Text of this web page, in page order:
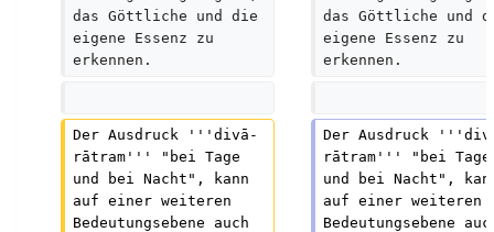
das Göttliche und die
eigene Essenz zu
erkennen.
das Göttliche und
eigene Essenz zu
erkennen.
Der Ausdruck '''divā-
rātram''' "bei Tage
und bei Nacht", kann
auf einer weiteren
Bedeutungsebene auch
Der Ausdruck
rātram''' "bei
und bei Nacht",
auf einer weiteren
Bedeutungsebene